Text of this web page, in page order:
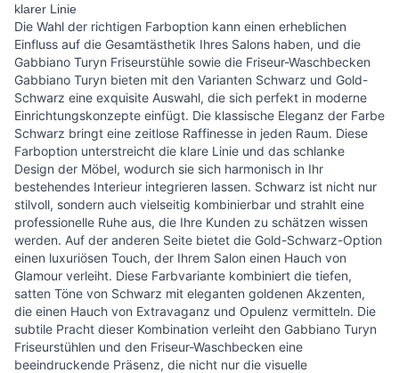
klarer Linie
Die Wahl der richtigen Farboption kann einen erheblichen
Einfluss auf die Gesamtästhetik Ihres Salons haben, und die
Gabbiano Turyn Friseurstühle sowie die Friseur-Waschbecken
Gabbiano Turyn bieten mit den Varianten Schwarz und Gold-
Schwarz eine exquisite Auswahl, die sich perfekt in moderne
Einrichtungskonzepte einfügt. Die klassische Eleganz der Farbe
Schwarz bringt eine zeitlose Raffinesse in jeden Raum. Diese
Farboption unterstreicht die klare Linie und das schlanke
Design der Möbel, wodurch sie sich harmonisch in Ihr
bestehendes Interieur integrieren lassen. Schwarz ist nicht nur
stilvoll, sondern auch vielseitig kombinierbar und strahlt eine
professionelle Ruhe aus, die Ihre Kunden zu schätzen wissen
werden. Auf der anderen Seite bietet die Gold-Schwarz-Option
einen luxuriösen Touch, der Ihrem Salon einen Hauch von
Glamour verleiht. Diese Farbvariante kombiniert die tiefen,
satten Töne von Schwarz mit eleganten goldenen Akzenten,
die einen Hauch von Extravaganz und Opulenz vermitteln. Die
subtile Pracht dieser Kombination verleiht den Gabbiano Turyn
Friseurstühlen und den Friseur-Waschbecken eine
beeindruckende Präsenz, die nicht nur die visuelle